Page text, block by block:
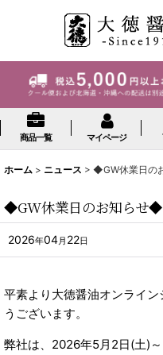
商品一覧 マイページ
ホーム > ニュース > ◆GW休業日の
◆GW休業日のお知らせ◆
2026年04月 22日
平素より大徳醤油オンライ
うございます。
弊社は、2026年5月2日(土)